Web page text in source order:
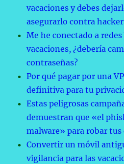
vacaciones y debes
asegurarlo contra
Me he conectado a
vacaciones, ¿debería
contraseñas?
Por qué pagar por una
definitiva para tu
Estas peligrosas
demuestran que «el
malware» para robar tus
Convertir un móvil
vigilancia para las